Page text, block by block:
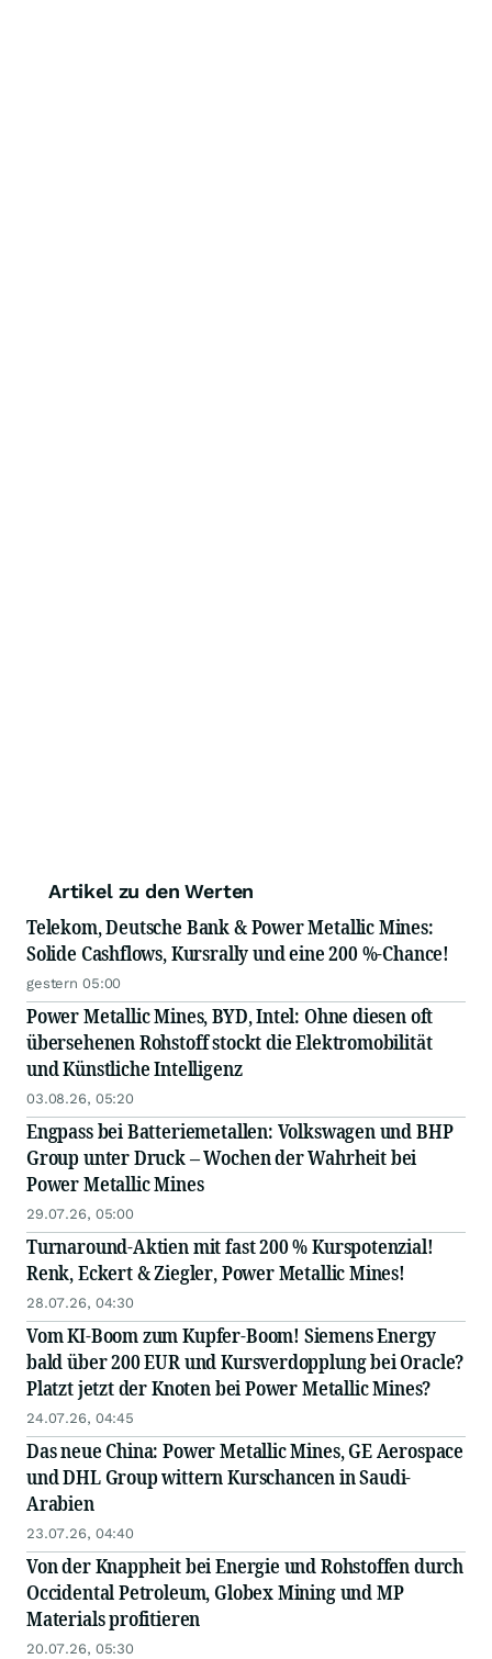
Artikel zu den Werten
Telekom, Deutsche Bank & Power Metallic Mines:
Solide Cashflows, Kursrally und eine 200 %-Chance!
gestern 05:00
Power Metallic Mines, BYD, Intel: Ohne diesen oft
übersehenen Rohstoff stockt die Elektromobilität
und Künstliche Intelligenz
03.08.26, 05:20
Engpass bei Batteriemetallen: Volkswagen und BHP
Group unter Druck – Wochen der Wahrheit bei
Power Metallic Mines
29.07.26, 05:00
Turnaround-Aktien mit fast 200 % Kurspotenzial!
Renk, Eckert & Ziegler, Power Metallic Mines!
28.07.26, 04:30
Vom KI-Boom zum Kupfer-Boom! Siemens Energy
bald über 200 EUR und Kursverdopplung bei Oracle?
Platzt jetzt der Knoten bei Power Metallic Mines?
24.07.26, 04:45
Das neue China: Power Metallic Mines, GE Aerospace
und DHL Group wittern Kurschancen in Saudi-
Arabien
23.07.26, 04:40
Von der Knappheit bei Energie und Rohstoffen durch
Occidental Petroleum, Globex Mining und MP
Materials profitieren
20.07.26, 05:30